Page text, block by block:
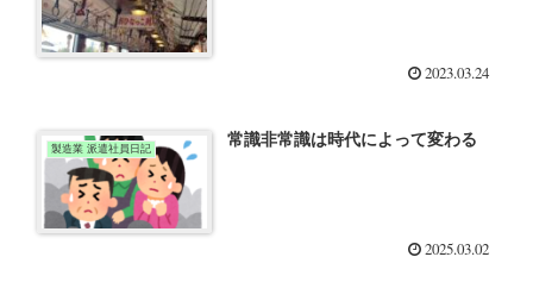
2023.03.24
製造業 派遣社員日記 常識非常識は時代によって変わる
2025.03.02